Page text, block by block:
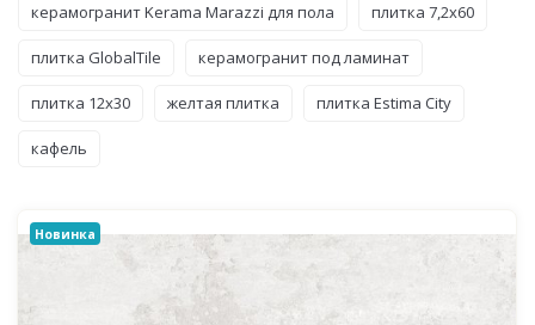
керамогранит Kerama Marazzi для пола плитка 7,2x60
плитка GlobalTile керамогранит под ламинат
плитка 12x30 желтая плитка плитка Estima City
кафель
Новинка